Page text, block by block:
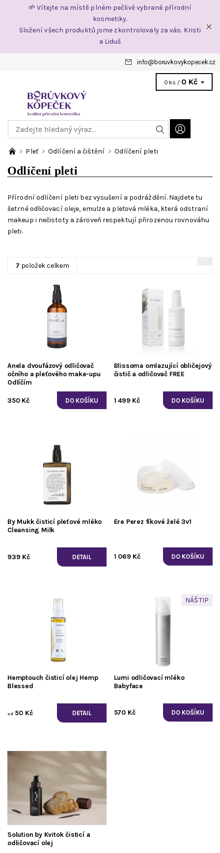
🌱 Vítejte na místě plném pečlivě vybrané přírodní
kosmetiky.
Složení všech produktů jsme zkontrolovaly za vás. Kristi
a Liduš
info@ boruvkovykopecek.cz
0 ks / 0 Kč
Pleť Odlíčení a čištění Odlíčení pleti
Odlíčení pleti
Přírodní odlíčení pleti bez vysušení a podráždění. Najdete tu
šetrné odličovací oleje, emulze a pleťová mléka, která odstraní
makeup i nečistoty a zároveň respektují přirozenou rovnováhu
pleti.
7 položek celkem
Anela dvoufázový odličovač
očního a pleťového make-upu
Odlíčím
350 Kč
Blissoma omlazující obličejový
čistič a odličovač FREE
1 499 Kč
By Mukk čisticí pleťové mléko
Cleansing Milk
939 Kč DETAIL
Ere Perez fíkové želé 3v1
1 069 Kč
Hemptouch čisticí olej Hemp
Blessed
od 50 Kč DETAIL
NÁŠ TIP
Lumi odličovací mléko
Babyface
570 Kč
Solution by Kvitok čisticí a
odličovací olej